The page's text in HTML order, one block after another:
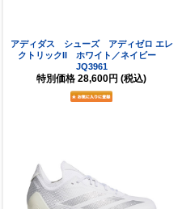
アディダス シューズ アディゼロ エレ
クトリックII ホワイト／ネイビー
JQ3961
特別価格 28,600円 (税込)